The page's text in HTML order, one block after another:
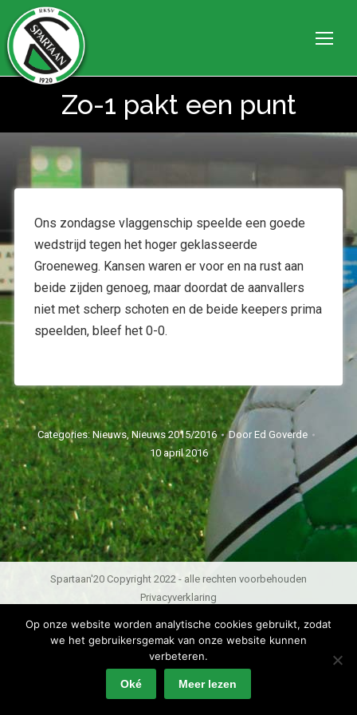
Zo-1 pakt een punt
Je bent hier:
Ons zondagse vlaggenschip speelde een goede
wedstrijd tegen het hoger geklasseerde
Groeneweg. Kansen waren er voor en na rust aan
beide zijden genoeg, maar doordat de aanvallers
niet met scherp schoten en de beide keepers prima
speelden, bleef het 0-0.
Categories: Nieuws, Nieuws 2015/2016 Door Ed Goverde
10 april 2016
Spartaan'20 Copyright 2022 - alle rechten voorbehouden
Privacyverklaring
Op onze website worden analytische cookies gebruikt, zodat
we het gebruikersgemak van onze website kunnen
verbeteren.
Oké Meer lezen